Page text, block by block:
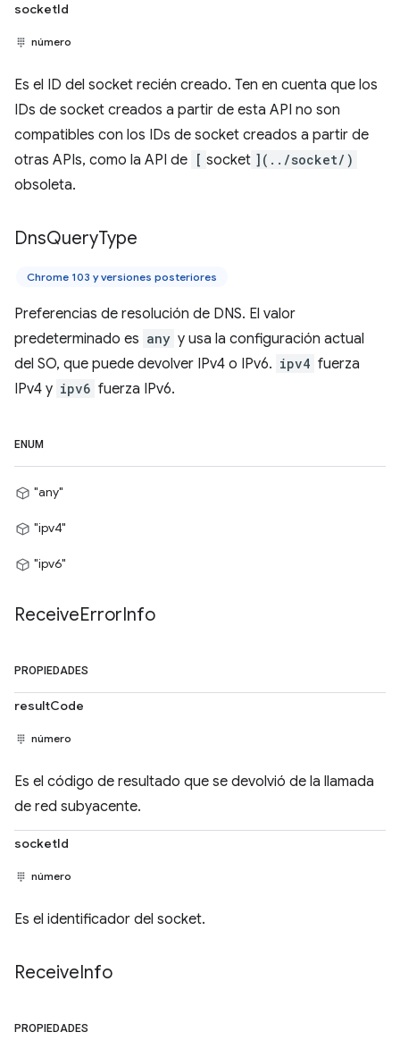
socketId
número
Es el ID del socket recién creado. Ten en cuenta que los
IDs de socket creados a partir de esta API no son
compatibles con los IDs de socket creados a partir de
otras APIs, como la API de [ socket ](../socket/)
obsoleta.
DnsQueryType
Chrome 103 y versiones posteriores
Preferencias de resolución de DNS. El valor
predeterminado es any y usa la configuración actual
del SO, que puede devolver IPv4 o IPv6. ipv4 fuerza
IPv4 y ipv6 fuerza IPv6.
ENUM
"any"
"ipv4"
"ipv6"
ReceiveErrorInfo
PROPIEDADES
resultCode
número
Es el código de resultado que se devolvió de la llamada
de red subyacente.
socketId
número
Es el identificador del socket.
ReceiveInfo
PROPIEDADES